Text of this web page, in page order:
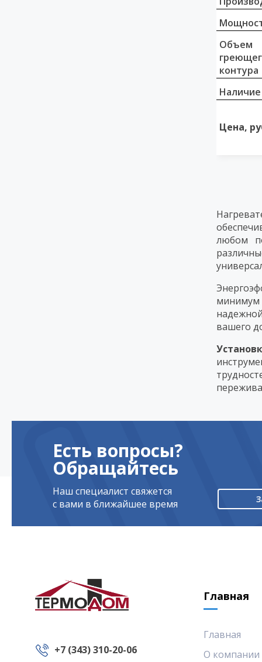
Объем
контура
Наличие
Цена,
любом
минимум
вашего
Есть вопросы?
Обращайтесь
Наш специалист свяжется
с вами в ближайшее время
Главная
+7 (343) 310-20-06
Главная
О компании